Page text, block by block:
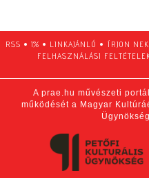
RSS • 1% • LINKAJÁNLÓ • ÍRJON
FELHASZNÁLÁSI FELTÉTELEK
A prae.hu művészeti
működését a Magyar